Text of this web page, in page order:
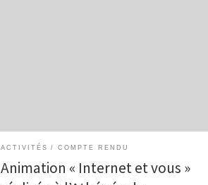
ACTIVITÉS COMPTE RENDU
Animation « Internet et vous »